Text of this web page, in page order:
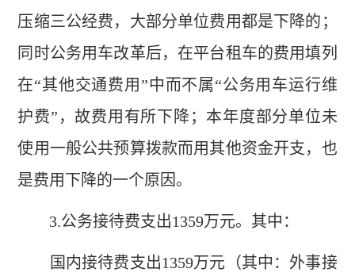
压缩三公经费，大部分单位费用都是下降的；
同时公务用车改革后，在平台租车的费用填列
在“其他交通费用”中而不属“公务用车运行维
护费”，故费用有所下降；本年度部分单位未
使用一般公共预算拨款而用其他资金开支，也
是费用下降的一个原因。
3.公务接待费支出1359万元。其中：
国内接待费支出1359万元（其中：外事接